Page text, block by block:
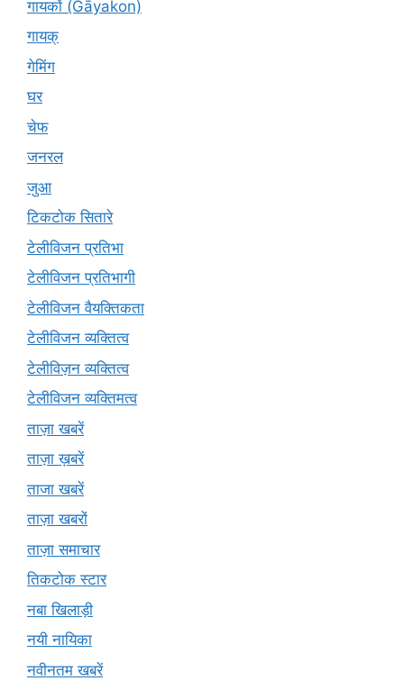
गायकों (Gāyakon)
गायक्
गेमिंग
घर
चेफ
जनरल
जुआ
टिकटोक सितारे
टेलीविजन प्रतिभा
टेलीविजन प्रतिभागी
टेलीविजन वैयक्तिकता
टेलीविजन व्यक्तित्व
टेलीविज़न व्यक्तित्व
टेलीविजन व्यक्तिमत्व
ताज़ा खबरें
ताज़ा ख़बरें
ताजा खबरें
ताज़ा खबरों
ताज़ा समाचार
तिकटोक स्टार
नबा खिलाड़ी
नयी नायिका
नवीनतम खबरें